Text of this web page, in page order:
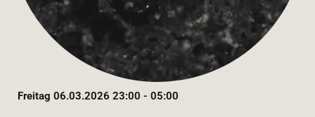
Freitag 06.03.2026 23:00 - 05:00